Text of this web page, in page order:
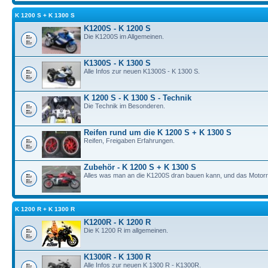
K 1200 S + K 1300 S
K1200S - K 1200 S
Die K1200S im Allgemeinen.
K1300S - K 1300 S
Alle Infos zur neuen K1300S - K 1300 S.
K 1200 S - K 1300 S - Technik
Die Technik im Besonderen.
Reifen rund um die K 1200 S + K 1300 S
Reifen, Freigaben Erfahrungen.
Zubehör - K 1200 S + K 1300 S
Alles was man an die K1200S dran bauen kann, und das
K 1200 R + K 1300 R
K1200R - K 1200 R
Die K 1200 R im allgemeinen.
K1300R - K 1300 R
Alle Infos zur neuen K 1300 R - K1300R.